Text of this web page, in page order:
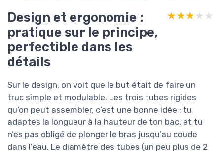
Design et ergonomie :
pratique sur le principe,
perfectible dans les
détails
★★★★★
★★★★★
Sur le design, on voit que le but était de faire un
truc simple et modulable. Les trois tubes rigides
qu’on peut assembler, c’est une bonne idée : tu
adaptes la longueur à la hauteur de ton bac, et tu
n’es pas obligé de plonger le bras jusqu’au coude
dans l’eau. Le diamètre des tubes (un peu plus de 2